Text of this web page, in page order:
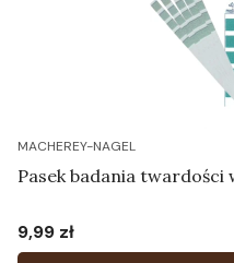
MACHEREY-NAGEL
Pasek badania twardości
Cena
9,99 zł